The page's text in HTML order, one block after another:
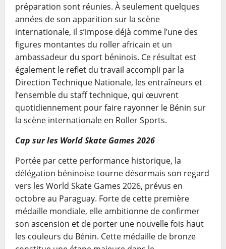
préparation sont réunies. À seulement quelques
années de son apparition sur la scène
internationale, il s’impose déjà comme l’une des
figures montantes du roller africain et un
ambassadeur du sport béninois. Ce résultat est
également le reflet du travail accompli par la
Direction Technique Nationale, les entraîneurs et
l’ensemble du staff technique, qui œuvrent
quotidiennement pour faire rayonner le Bénin sur
la scène internationale en Roller Sports.
Cap sur les World Skate Games 2026
Portée par cette performance historique, la
délégation béninoise tourne désormais son regard
vers les World Skate Games 2026, prévus en
octobre au Paraguay. Forte de cette première
médaille mondiale, elle ambitionne de confirmer
son ascension et de porter une nouvelle fois haut
les couleurs du Bénin. Cette médaille de bronze